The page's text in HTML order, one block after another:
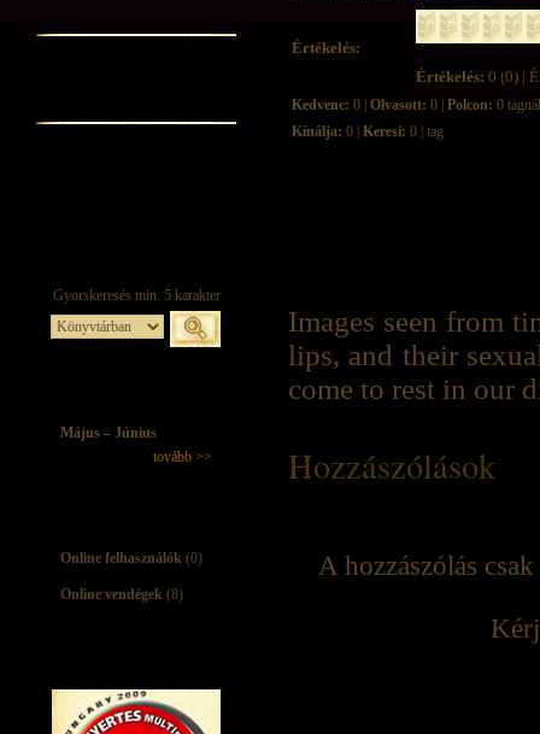
Május – Június
tovább >>
Online felhasználók (0)
Online vendégek (8)
Értékelés:
Értékelés: 0 (0) |
Kedvenc: 0 | Olvasott: 0 | Polcon: 0 tagnál
Kínálja: 0 | Keresi: 0 | tag
Images seen from
lips, and their
come to rest in our
Hozzászólások
A hozzászólás